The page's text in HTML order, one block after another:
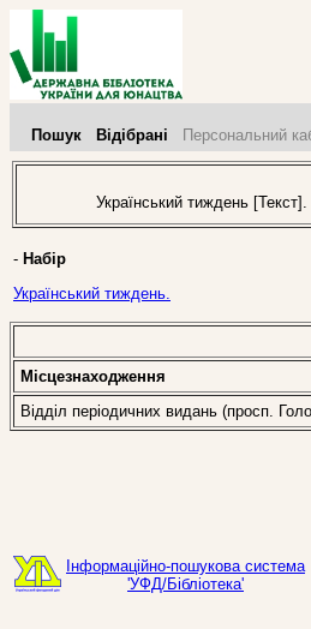
Пошук Відібрані Персональний
Український тиждень
- Набір
Український тиждень.
Місцезнаходження
Відділ періодичних видань (просп.
Інформаційно-пошукова система
'УФД/Бібліотека'